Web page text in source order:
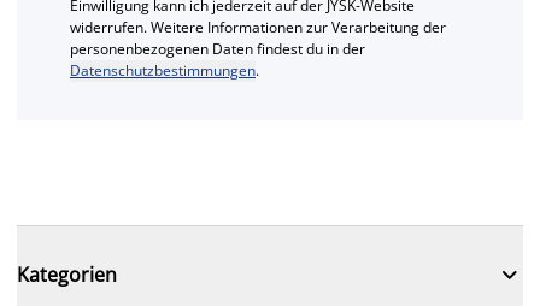
Einwilligung kann ich jederzeit auf der JYSK-Website
widerrufen. Weitere Informationen zur Verarbeitung der
personenbezogenen Daten findest du in der
Datenschutzbestimmungen.
Kategorien 